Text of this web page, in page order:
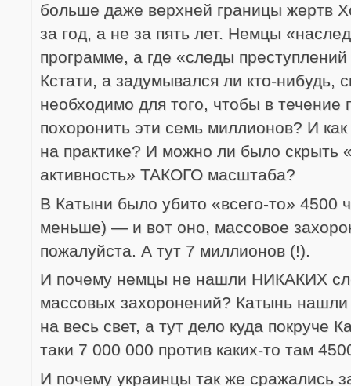
больше даже верхней границы жертв
за год, а не за пять лет. Немцы
программе, а где «следы
Кстати, а задумывался ли кто-нибудь,
необходимо для того, чтобы в течение
похоронить эти семь миллионов? И
на практике? И можно ли было скрыть
активность» ТАКОГО масштаба?
В Катыни было убито «всего-то» 4500
меньше) — и вот оно, массовое
пожалуйста. А тут 7 миллионов (!).
И почему немцы не нашли НИКАКИХ
массовых захоронений? Катынь
на весь свет, а тут дело куда покруче
таки 7 000 000 против каких-то там
И почему украинцы так же сражались